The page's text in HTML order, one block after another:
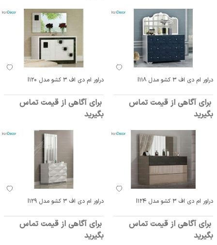
دراور ام دی اف 3 کشو مدل I118
برای آگاهی از قیمت تماس
بگیرید
دراور ام دی اف 3 کشو مدل I120
برای آگاهی از قیمت تماس
بگیرید
دراور ام دی اف 3 کشو مدل I124
برای آگاهی از قیمت تماس
بگیرید
دراور ام دی اف 3 کشو مدل I129
برای آگاهی از قیمت تماس
بگیرید